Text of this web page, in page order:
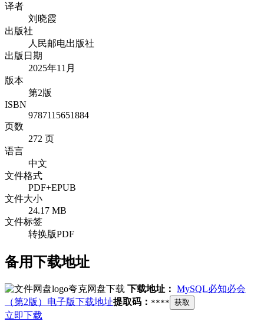
译者
刘晓霞
出版社
人民邮电出版社
出版日期
2025年11月
版本
第2版
ISBN
9787115651884
页数
272 页
语言
中文
文件格式
PDF+EPUB
文件大小
24.17 MB
文件标签
转换版PDF
备用下载地址
夸克网盘下载 下载地址： MySQL必知必会
（第2版）电子版下载地址提取码： **** 获取
立即下载